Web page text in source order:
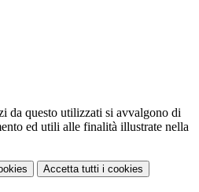
da questo utilizzati si avvalgono di
ed utili alle finalità illustrate nella
Accetta tutti i cookies